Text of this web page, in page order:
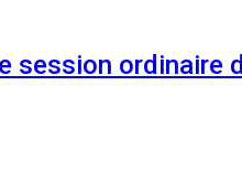
session ordinaire